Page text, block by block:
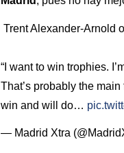
Trent Alexander-Arnold
“I want to win trophies.
That’s probably the
win and will do…
— Madrid Xtra